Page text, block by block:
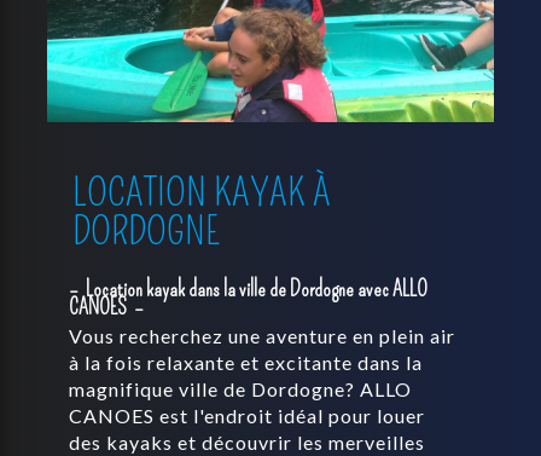
LOCATION KAYAK À
DORDOGNE
Location kayak dans la ville de Dordogne avec ALLO
CANOES
Vous recherchez une aventure en plein air
à la fois relaxante et excitante dans la
magnifique ville de Dordogne? ALLO
CANOES est l'endroit idéal pour louer
des kayaks et découvrir les merveilles